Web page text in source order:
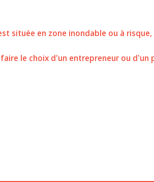
située en zone inondable ou à
le choix d'un entrepreneur ou d'un